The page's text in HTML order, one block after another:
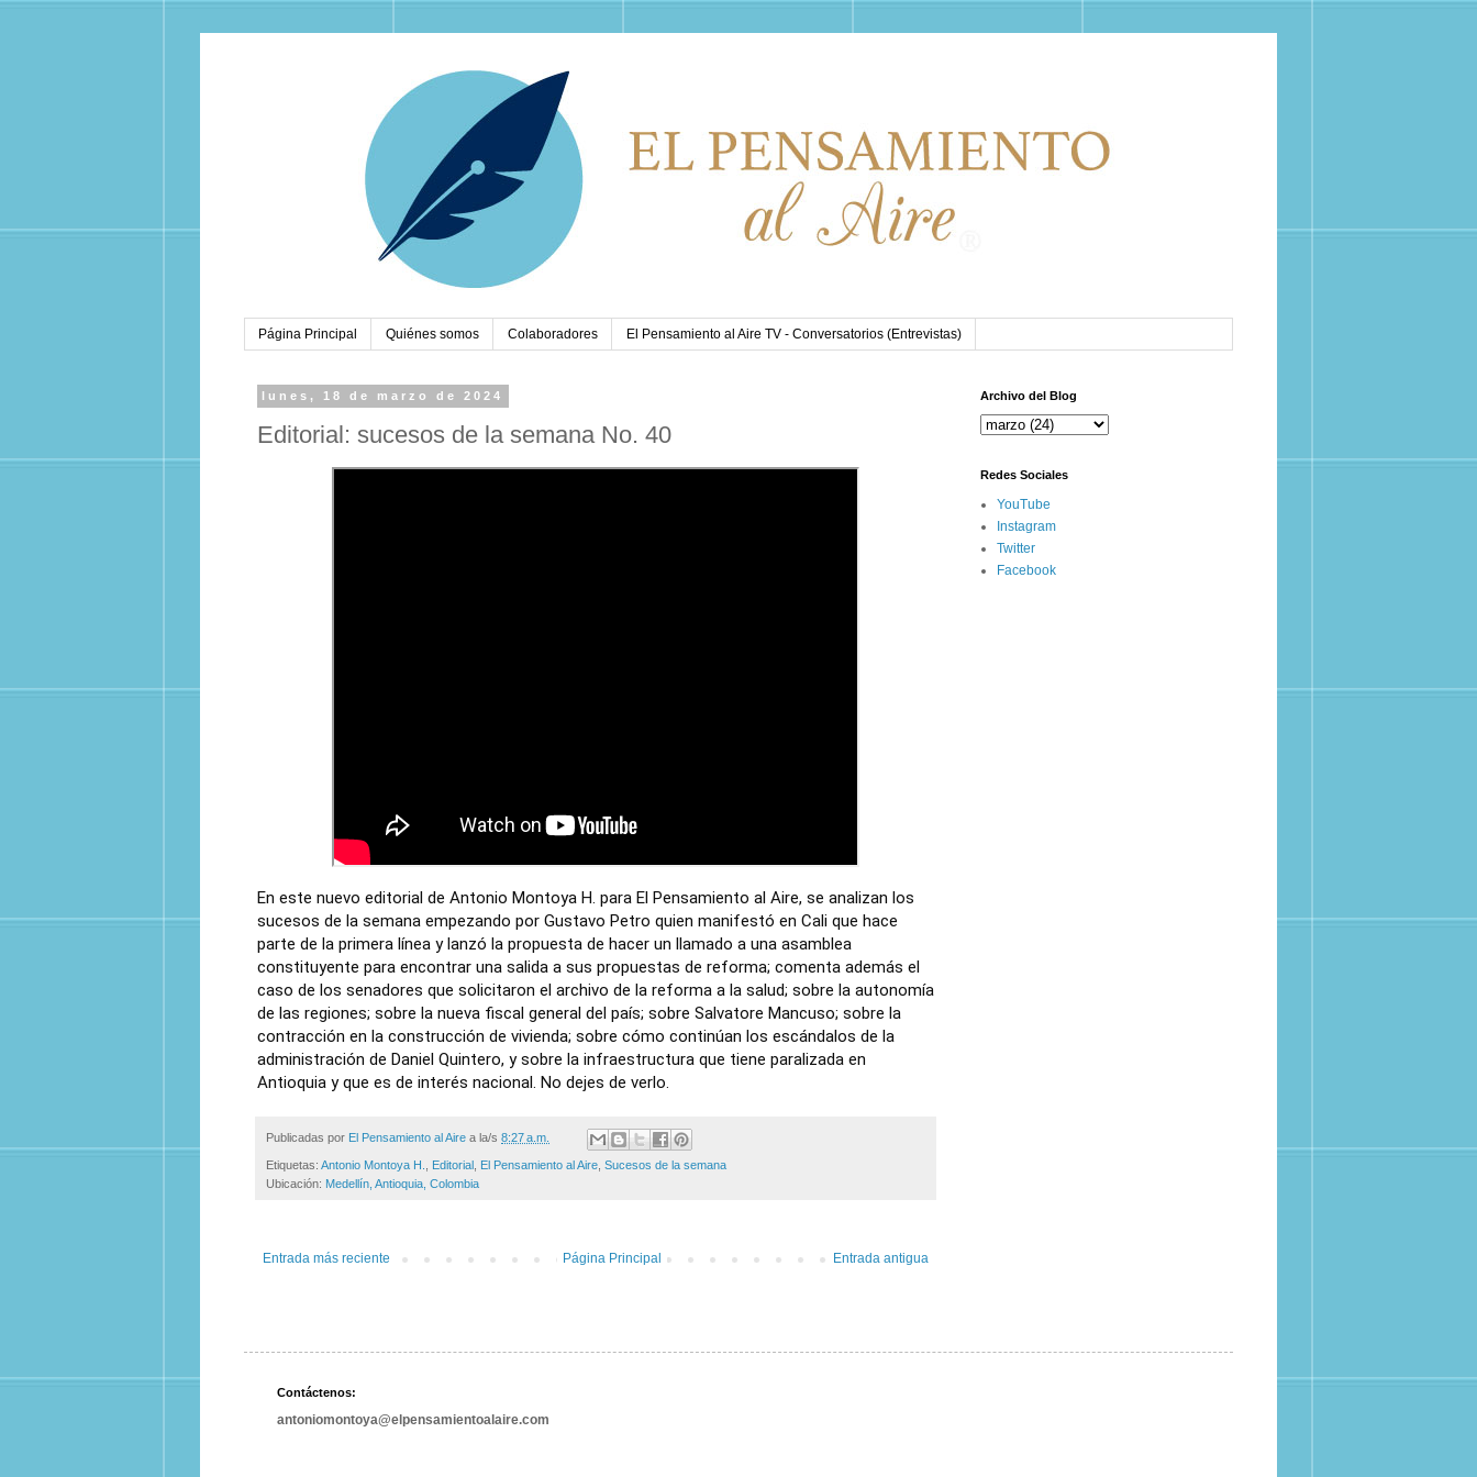
Página Principal Quiénes somos Colaboradores El Pensamiento al Aire TV - Conversatorios (Entrevistas)
lunes, 18 de marzo de 2024
Editorial: sucesos de la semana No. 40
En este nuevo editorial de Antonio Montoya H. para El Pensamiento al Aire, se analizan los
sucesos de la semana empezando por Gustavo Petro quien manifestó en Cali que hace
parte de la primera línea y lanzó la propuesta de hacer un llamado a una asamblea
constituyente para encontrar una salida a sus propuestas de reforma; comenta además el
caso de los senadores que solicitaron el archivo de la reforma a la salud; sobre la autonomía
de las regiones; sobre la nueva fiscal general del país; sobre Salvatore Mancuso; sobre la
contracción en la construcción de vivienda; sobre cómo continúan los escándalos de la
administración de Daniel Quintero, y sobre la infraestructura que tiene paralizada en
Antioquia y que es de interés nacional. No dejes de verlo.
Publicadas por El Pensamiento al Aire a la/s 8:27 a.m.
Etiquetas: Antonio Montoya H. Editorial El Pensamiento al Aire Sucesos de la semana
Ubicación: Medellín, Antioquia, Colombia
Entrada más reciente Entrada antigua
Página Principal
Archivo del Blog
Redes Sociales
YouTube
Instagram
Twitter
Facebook
Contáctenos:
antoniomontoya@elpensamientoalaire.com